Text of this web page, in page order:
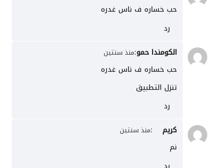
حب خساره ف ناس غدره
رد
الكومندا حمو:منذ سنتين
حب خساره ف ناس غدره
تنزل التطبيق
رد
كريم
:منذ سنتين
نم